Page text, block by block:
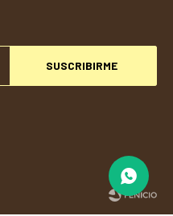
SUSCRIBIRME